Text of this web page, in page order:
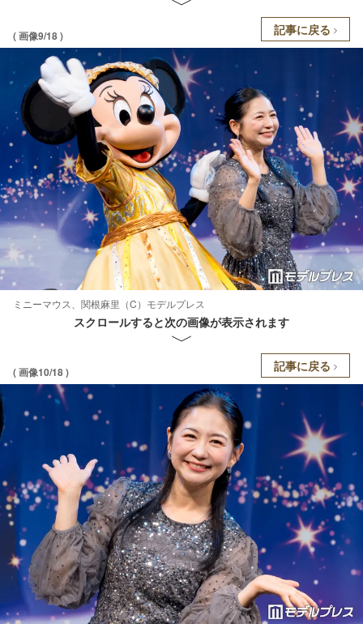
( 画像9/18 ) 記事に戻る
ミニーマウス、関根麻里（C）モデルプレス
スクロールすると次の画像が表示されます
( 画像10/18 ) 記事に戻る